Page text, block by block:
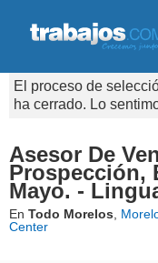
El proceso de
ha cerrado. Lo
Asesor De
Prospección,
Mayo. -
En Todo Morelos
Center